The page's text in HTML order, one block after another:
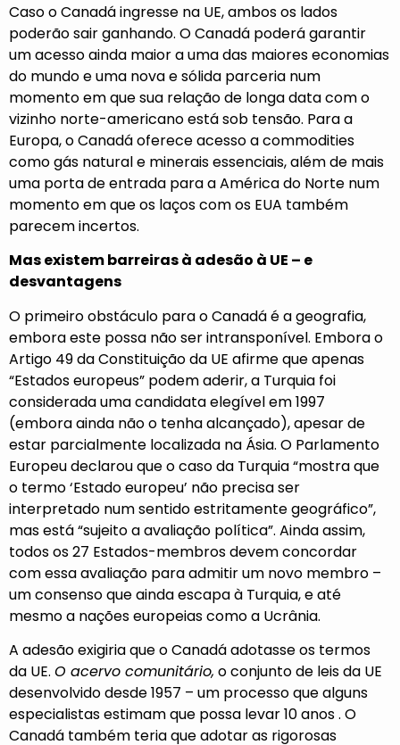
Caso o Canadá ingresse na UE, ambos os lados
poderão sair ganhando. O Canadá poderá garantir
um acesso ainda maior a uma das maiores economias
do mundo e uma nova e sólida parceria num
momento em que sua relação de longa data com o
vizinho norte-americano está sob tensão. Para a
Europa, o Canadá oferece acesso a commodities
como gás natural e minerais essenciais, além de mais
uma porta de entrada para a América do Norte num
momento em que os laços com os EUA também
parecem incertos.
Mas existem barreiras à adesão à UE – e
desvantagens
O primeiro obstáculo para o Canadá é a geografia,
embora este possa não ser intransponível. Embora o
Artigo 49 da Constituição da UE afirme que apenas
“Estados europeus” podem aderir, a Turquia foi
consideradauma candidata elegívelem 1997
(embora ainda não o tenha alcançado), apesar de
estar parcialmente localizada na Ásia. O Parlamento
Europeudeclarouque o caso da Turquia “mostra que
o termo ‘Estado europeu’ não precisa ser
interpretado num sentido estritamente geográfico”,
mas está “sujeito a avaliação política”. Ainda assim,
todos os 27 Estados-membros devem concordar
com essa avaliação para admitir um novo membro –
um consenso que ainda escapa à Turquia, e até
mesmo a nações europeias como a Ucrânia.
A adesão exigiria que o Canadá adotasse os termos
da UE. O acervo comunitário, o conjunto de leis da UE
desenvolvido desde 1957 – um processo que alguns
especialistas estimam que possa levar 10 anos. O
Canadá também teria que adotar as rigorosas